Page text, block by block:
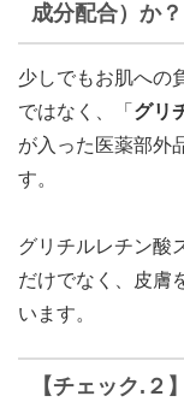
成分配合）か？
少しでもお肌への
ではなく、「 グリ
が入った医薬部外
す。
グリチルレチン酸
だけでなく、皮膚
います。
【チェック.２